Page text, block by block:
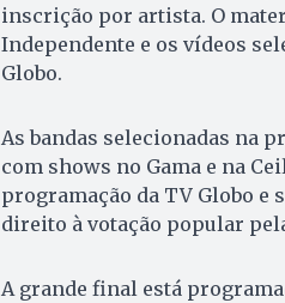
inscrição por artista. O
Independente e os vídeos
Globo.
As bandas selecionadas na
com shows no Gama e na
programação da TV Globo e
direito à votação popular
A grande final está